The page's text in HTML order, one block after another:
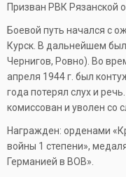
Призван РВК Рязанской
Боевой путь начался с
Курск. В дальнейшем
Чернигов, Ровно). Во
апреля 1944 г. был
года потерял слух и
комиссован и уволен со
Награжден: орденами
войны 1 степени»,
Германией в ВОВ».